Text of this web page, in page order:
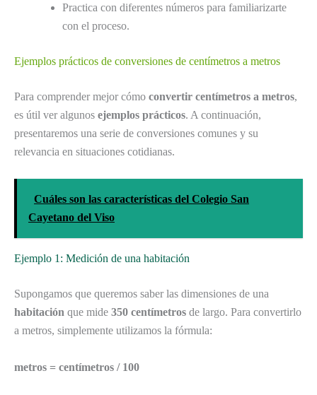
Practica con diferentes números para familiarizarte
con el proceso.
Ejemplos prácticos de conversiones de centímetros a metros
Para comprender mejor cómo convertir centímetros a metros,
es útil ver algunos ejemplos prácticos. A continuación,
presentaremos una serie de conversiones comunes y su
relevancia en situaciones cotidianas.
Cuáles son las características del Colegio San
Cayetano del Viso
Ejemplo 1: Medición de una habitación
Supongamos que queremos saber las dimensiones de una
habitación que mide 350 centímetros de largo. Para convertirlo
a metros, simplemente utilizamos la fórmula:
metros = centímetros / 100